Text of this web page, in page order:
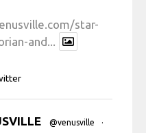
star-
and...
@venusville
·